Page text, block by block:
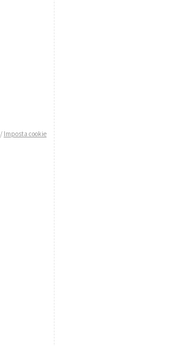
/ Imposta cookie